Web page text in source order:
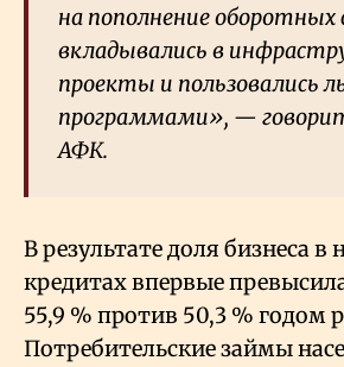
на пополнение оборотных
вкладывались в
проекты и пользовались
программами», —
АФК.
В результате доля бизнеса в
кредитах впервые
55,9 % против 50,3 % годом
Потребительские займы